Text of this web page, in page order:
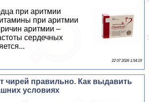
при аритмии
при аритмии
аритмии –
сердечных
22 07 2026 1:54:19
чирей правильно. Как выдавить
условиях